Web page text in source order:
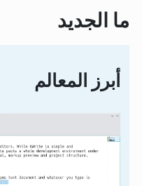
ما الجديد
أبرز المعالم